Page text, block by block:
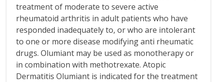
treatment of moderate to severe active
rheumatoid arthritis in adult patients who have
responded inadequately to, or who are intolerant
to one or more disease modifying anti rheumatic
drugs. Olumiant may be used as monotherapy or
in combination with methotrexate. Atopic
Dermatitis Olumiant is indicated for the treatment